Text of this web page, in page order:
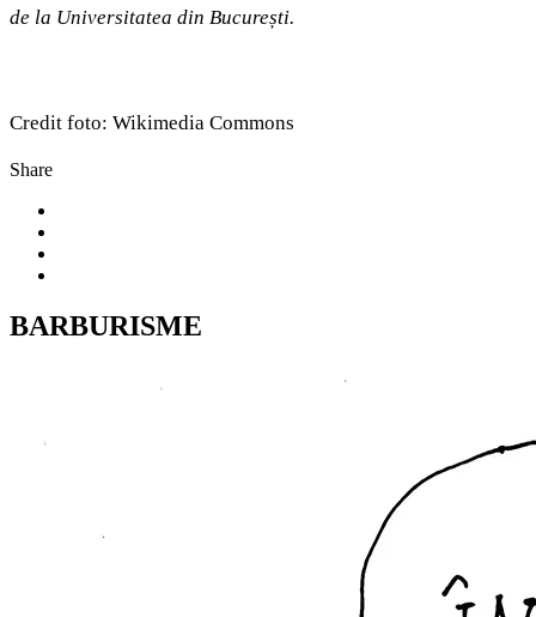
de la Universitatea din București.
Credit foto: Wikimedia Commons
Share
BARBURISME